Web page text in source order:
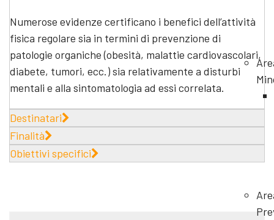
Numerose evidenze certificano i benefici dell’attività
fisica regolare sia in termini di prevenzione di
patologie organiche (obesità, malattie cardiovascolari,
diabete, tumori, ecc.) sia relativamente a disturbi
mentali e alla sintomatologia ad essi correlata.
Destinatari
Finalità
Obiettivi specifici